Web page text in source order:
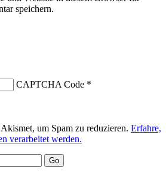
speichern.
CAPTCHA Code *
um Spam zu reduzieren. Erfahre,
verarbeitet werden.